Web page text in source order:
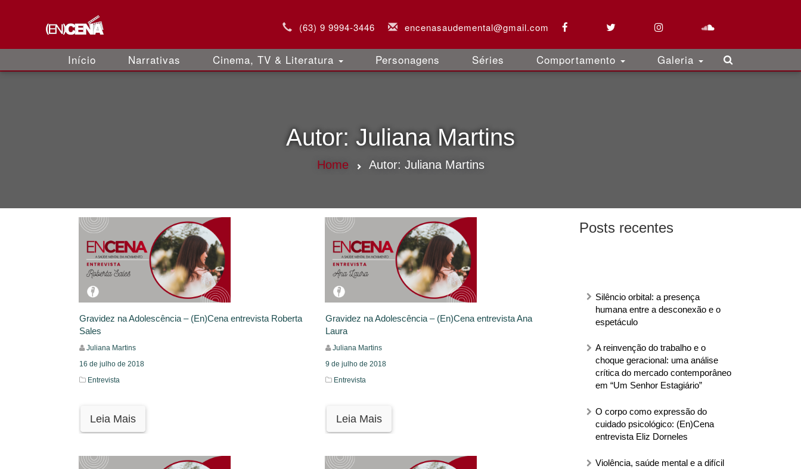
(63) 9 9994-3446 encenasaudemental@gmail.com
Início Narrativas Cinema, TV & Literatura Personagens Séries Comportamento Galeria
Autor: Juliana Martins
Home Autor: Juliana Martins
Posts recentes
Silêncio orbital: a presença
humana entre a desconexão e o
espetáculo
A reinvenção do trabalho e o
choque geracional: uma análise
crítica do mercado contemporâneo
em “Um Senhor Estagiário”
O corpo como expressão do
cuidado psicológico: (En)Cena
entrevista Eliz Dorneles
Violência, saúde mental e a difícil
Gravidez na Adolescência – (En)Cena entrevista Roberta
Sales
Juliana Martins
16 de julho de 2018
Entrevista
Leia Mais
Gravidez na Adolescência – (En)Cena entrevista Ana
Laura
Juliana Martins
9 de julho de 2018
Entrevista
Leia Mais